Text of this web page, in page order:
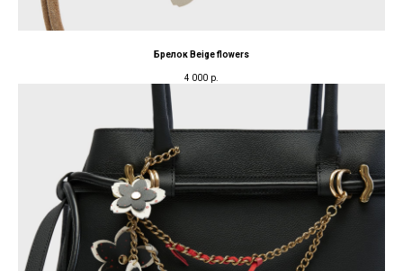
Брелок Beige flowers
4 000 р.